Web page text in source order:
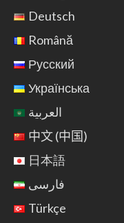
Deutsch
Română
Русский
Українська
العربية
中文 (中国)
日本語
فارسی
Türkçe